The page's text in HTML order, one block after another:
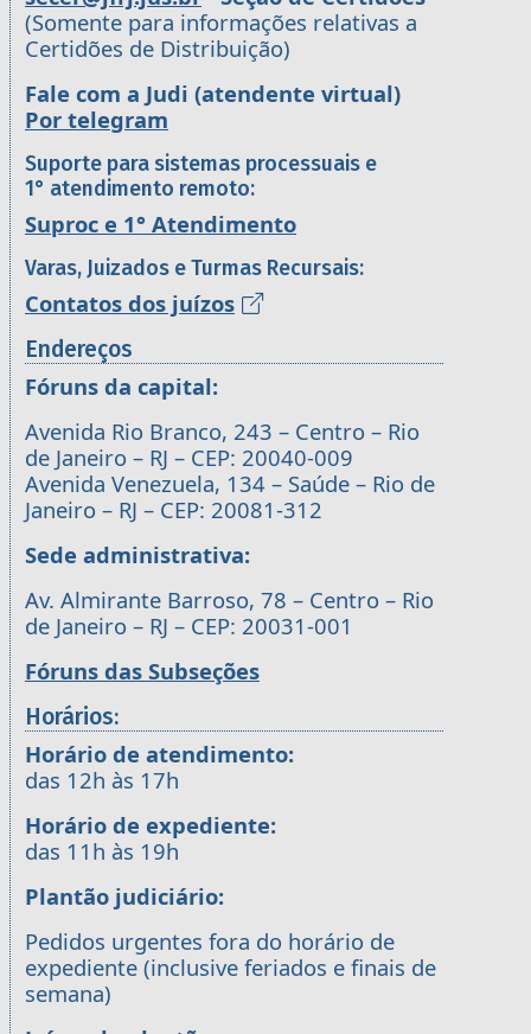
(Somente para informações relativas a
Certidões de Distribuição)
Fale com a Judi (atendente virtual)
Por telegram
Suporte para sistemas processuais e
1° atendimento remoto:
Suproc e 1° Atendimento
Varas, Juizados e Turmas Recursais:
Contatos dos juízos
Endereços
Fóruns da capital:
Avenida Rio Branco, 243 – Centro – Rio
de Janeiro – RJ – CEP: 20040-009
Avenida Venezuela, 134 – Saúde – Rio de
Janeiro – RJ – CEP: 20081-312
Sede administrativa:
Av. Almirante Barroso, 78 – Centro – Rio
de Janeiro – RJ – CEP: 20031-001
Fóruns das Subseções
Horários:
Horário de atendimento:
das 12h às 17h
Horário de expediente:
das 11h às 19h
Plantão judiciário:
Pedidos urgentes fora do horário de
expediente (inclusive feriados e finais de
semana)